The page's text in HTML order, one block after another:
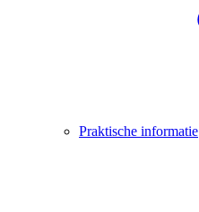
Praktische informatie